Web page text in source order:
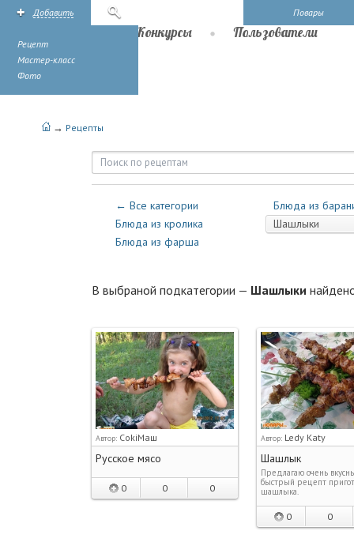
Повары
Добавить
Рецепт
Мастер-класс
Фото
Конкурсы Пользователи
→ Рецепты
Рецепты — Мясные блюда —
← Все категории
Блюда из
Блюда из кролика
Шашлыки
Блюда из фарша
В выбраной подкатегории — Шашлыки
Автор: CokiМаш
Русское мясо
0 0 0
Автор: Ledy Katy
Шашлык
Предлагаю очень
быстрый рецепт
шашлыка.
0 0